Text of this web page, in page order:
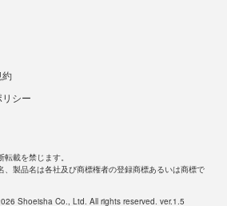
約
シー
載を禁じます。
、製品名は各社及び商標権者の登録商標あるいは商標で
Shoeisha Co., Ltd. All rights reserved. ver.1.5